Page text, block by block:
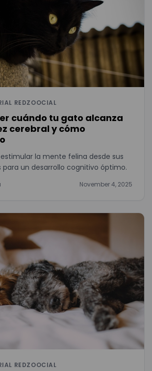
REDZOOCIAL
cuándo tu gato alcanza
cerebral y cómo
la mente felina desde sus
para un desarrollo cognitivo óptimo.
November 4, 2025
REDZOOCIAL